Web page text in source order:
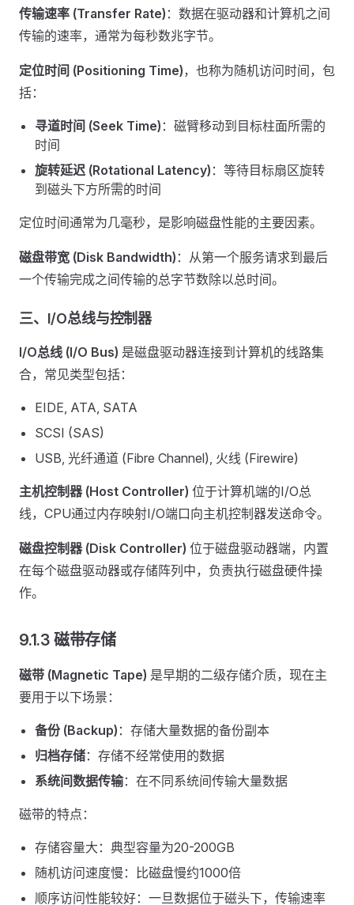
传输速率 (Transfer Rate) ：数据在驱动器和计算机之间
传输的速率，通常为每秒数兆字节。
定位时间 (Positioning Time)，也称为随机访问时间，包
括：
寻道时间 (Seek Time) ：磁臂移动到目标柱面所需的
时间
旋转延迟 (Rotational Latency) ：等待目标扇区旋转
到磁头下方所需的时间
定位时间通常为几毫秒，是影响磁盘性能的主要因素。
磁盘带宽 (Disk Bandwidth) ：从第一个服务请求到最后
一个传输完成之间传输的总字节数除以总时间。
三、I/O总线与控制器
I/O总线 (I/O Bus) 是磁盘驱动器连接到计算机的线路集
合，常见类型包括：
EIDE, ATA, SATA
SCSI (SAS)
USB, 光纤通道 (Fibre Channel), 火线 (Firewire)
主机控制器 (Host Controller) 位于计算机端的I/O总
线，CPU通过内存映射I/O端口向主机控制器发送命令。
磁盘控制器 (Disk Controller) 位于磁盘驱动器端，内置
在每个磁盘驱动器或存储阵列中，负责执行磁盘硬件操
作。
9.1.3 磁带存储
磁带 (Magnetic Tape) 是早期的二级存储介质，现在主
要用于以下场景：
备份 (Backup) ：存储大量数据的备份副本
归档存储：存储不经常使用的数据
系统间数据传输：在不同系统间传输大量数据
磁带的特点：
存储容量大：典型容量为20-200GB
随机访问速度慢：比磁盘慢约1000倍
顺序访问性能较好：一旦数据位于磁头下，传输速率